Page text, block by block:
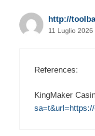
http://
11 Luglio
References:
KingMaker